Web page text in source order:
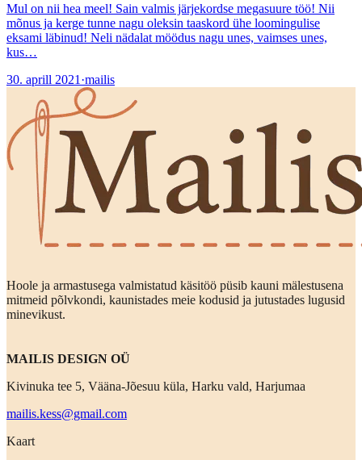
Mul on nii hea meel! Sain valmis järjekordse megasuure töö! Nii
mõnus ja kerge tunne nagu oleksin taaskord ühe loomingulise
eksami läbinud! Neli nädalat möödus nagu unes, vaimses unes,
kus…
30. aprill 2021 ·mailis
Hoole ja armastusega valmistatud käsitöö püsib kauni mälestusena
mitmeid põlvkondi, kaunistades meie kodusid ja jutustades lugusid
minevikust.
MAILIS DESIGN OÜ
Kivinuka tee 5, Vääna-Jõesuu küla, Harku vald, Harjumaa
mailis.kess@gmail.com
Kaart